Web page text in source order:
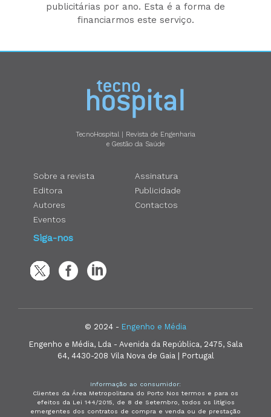
publicitárias por ano. Esta é a forma de
financiarmos este serviço.
TecnoHospital | Revista de Engenharia
e Gestão da Saúde
Sobre a revista
Editora
Autores
Eventos
Assinatura
Publicidade
Contactos
Siga-nos
© 2024 - Engenho e Média
Engenho e Média, Lda - Avenida da República, 2475, Sala
64, 4430-208 Vila Nova de Gaia | Portugal
Informação ao consumidor:
Clientes da Área Metropolitana do Porto Nos termos e para os
efeitos da Lei 144/2015, de 8 de Setembro, todos os litígios
emergentes dos contratos de compra e venda ou de prestação